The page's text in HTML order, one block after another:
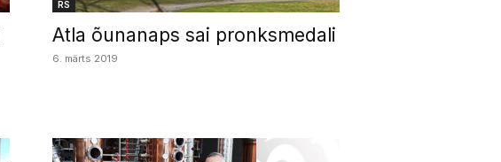
RS
Atla õunanaps sai pronksmedali
6. märts 2019